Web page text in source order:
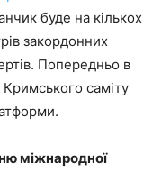
буде на кількох
закордонних
Попередньо в
саміту
міжнародної